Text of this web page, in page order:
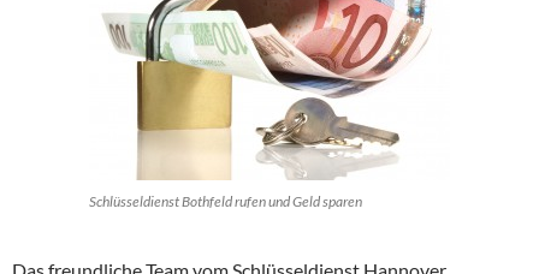
Schlüsseldienst Bothfeld rufen und Geld sparen